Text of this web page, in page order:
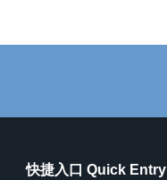
快捷入口 Quick Entry